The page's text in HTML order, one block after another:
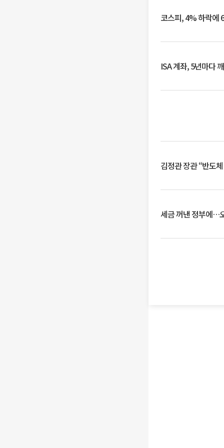
코스피, 4% 하락에
ISA 계좌, 5년마다
김정관 장관 “반도
세금 꺼낸 정부에…